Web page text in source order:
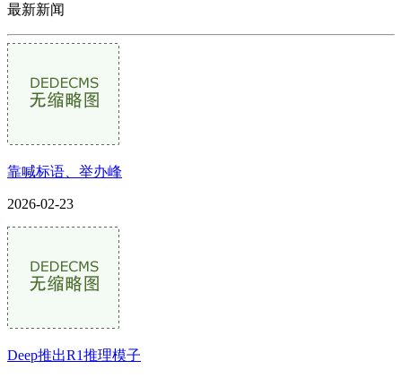
最新新闻
靠喊标语、举办峰
2026-02-23
Deep推出R1推理模子